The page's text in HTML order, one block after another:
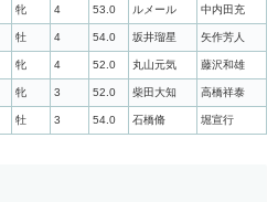
牝 4 53.0 ルメール 中内田充
牡 4 54.0 坂井瑠星 矢作芳人
牝 4 52.0 丸山元気 藤沢和雄
牝 3 52.0 柴田大知 高橋祥泰
牡 3 54.0 石橋脩 堀宣行